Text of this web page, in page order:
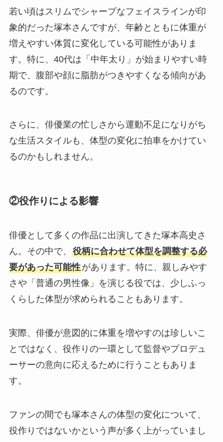
若い頃はスリムでシャープなフェイスラインが印
象的だった塚本さんですが、年齢とともに体重が
増えやすい体質に変化している可能性がありま
す。特に、40代は「中年太り」が始まりやすい時
期で、腹部や顔に脂肪がつきやすくなる傾向があ
るのです。
さらに、俳優業の忙しさから運動不足になりがち
な生活スタイルも、体型の変化に拍車をかけてい
るのかもしれません。
②役作りによる影響
俳優として多くの作品に出演してきた塚本高史さ
ん。その中で、 役柄に合わせて体型を調整する必
要があった可能性があります。特に、親しみやす
さや「普通の男性像」を演じる役では、少しふっ
くらした体型が求められることもあります。
実際、俳優が意図的に体重を増やすのは珍しいこ
とではなく、役作りの一環として監督やプロデュ
ーサーの意向に応えるために行うこともありま
す。
ファンの間でも塚本さんの体型の変化について、
役作りではないかという声が多く上がっていまし